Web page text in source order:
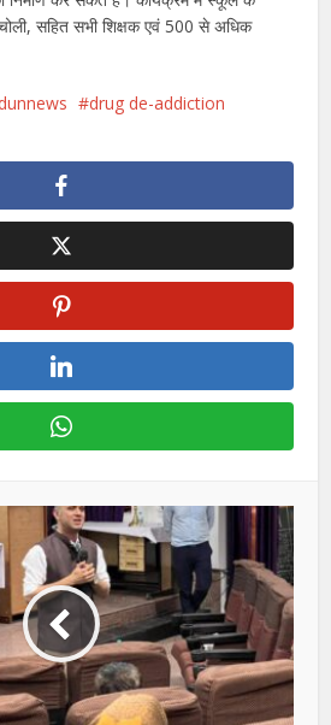
सहित सभी शिक्षक एवं 500 से अधिक
drug de-addiction